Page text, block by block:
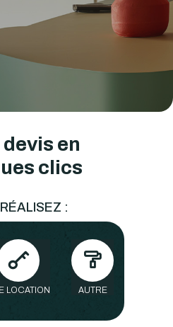
en
clics
:
LOCATION AUTRE